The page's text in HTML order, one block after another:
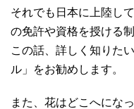
それでも日本に上陸し
の免許や資格を授ける
この話、詳しく知りた
ル」をお勧めします。
また、花はどこへにな